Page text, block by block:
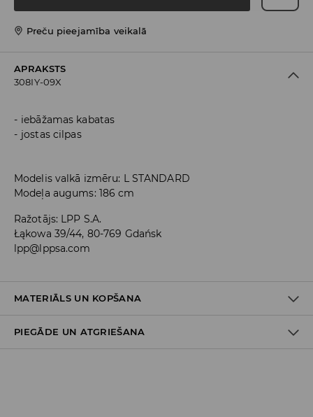
Preču pieejamība veikalā
APRAKSTS
308IY-09X
iebāžamas kabatas
jostas cilpas
Modelis valkā izmēru: L STANDARD
Modeļa augums: 186 cm
Ražotājs: LPP S.A.
Łąkowa 39/44, 80-769 Gdańsk
lpp@lppsa.com
MATERIĀLS UN KOPŠANA
PIRMAIS MATERIĀLS: 53% KOKVILNA, 44% POLIESTERIS, 3%
ELASTĀNS
PIEGĀDE UN ATGRIEŠANA